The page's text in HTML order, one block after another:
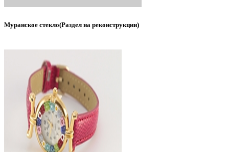
Муранское стекло(Раздел на реконструкции)